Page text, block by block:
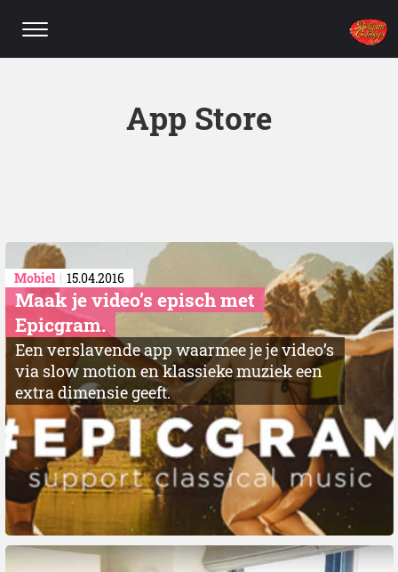
Mobiel 15.04.2016
Maak je video’s episch met
Epicgram.
Een verslavende app waarmee je je video’s
via slow motion en klassieke muziek een
extra dimensie geeft.